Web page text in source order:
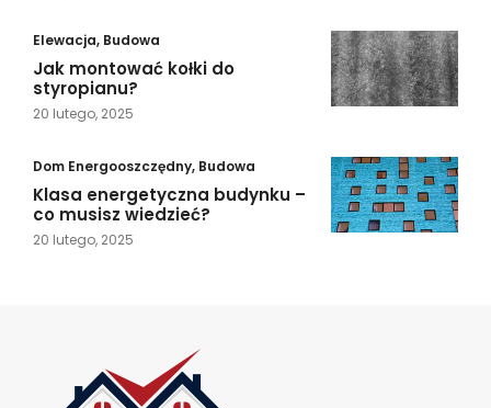
Elewacja, Budowa
Jak montować kołki do
styropianu?
20 lutego, 2025
Dom Energooszczędny, Budowa
Klasa energetyczna budynku –
co musisz wiedzieć?
20 lutego, 2025